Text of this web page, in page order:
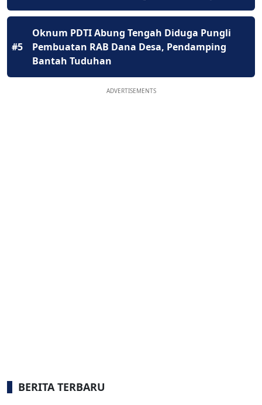
#5
Oknum PDTI Abung Tengah Diduga Pungli
Pembuatan RAB Dana Desa, Pendamping
Bantah Tuduhan
ADVERTISEMENTS
BERITA TERBARU